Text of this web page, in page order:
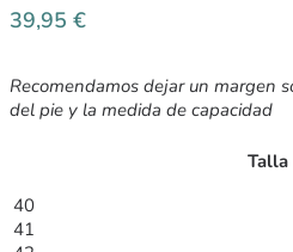
39,95 €
Recomendamos dejar un margen
del pie y la medida de capacidad
Talla
40
41